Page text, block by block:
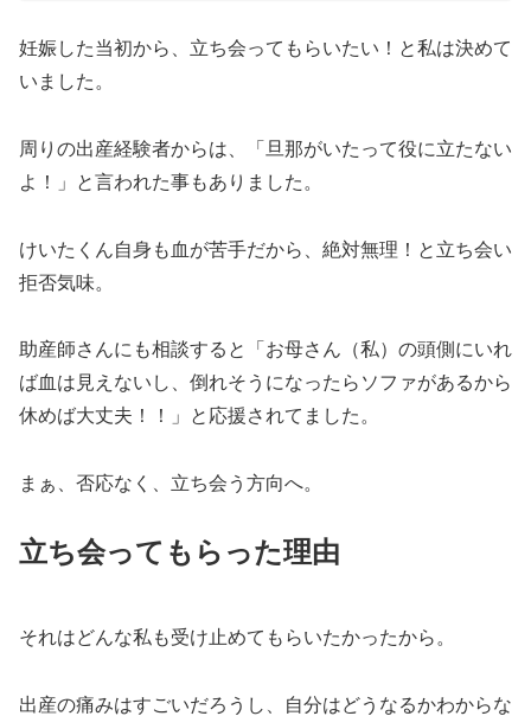
妊娠した当初から、立ち会ってもらいたい！と私は決めて
いました。
周りの出産経験者からは、「旦那がいたって役に立たない
よ！」と言われた事もありました。
けいたくん自身も血が苦手だから、絶対無理！と立ち会い
拒否気味。
助産師さんにも相談すると「お母さん（私）の頭側にいれ
ば血は見えないし、倒れそうになったらソファがあるから
休めば大丈夫！！」と応援されてました。
まぁ、否応なく、立ち会う方向へ。
立ち会ってもらった理由
それはどんな私も受け止めてもらいたかったから。
出産の痛みはすごいだろうし、自分はどうなるかわからな